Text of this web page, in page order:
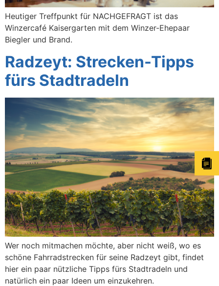
Heutiger Treffpunkt für NACHGEFRAGT ist das
Winzercafé Kaisergarten mit dem Winzer-Ehepaar
Biegler und Brand.
Radzeyt: Strecken-Tipps
fürs Stadtradeln
Wer noch mitmachen möchte, aber nicht weiß, wo es
schöne Fahrradstrecken für seine Radzeyt gibt, findet
hier ein paar nützliche Tipps fürs Stadtradeln und
natürlich ein paar Ideen um einzukehren.